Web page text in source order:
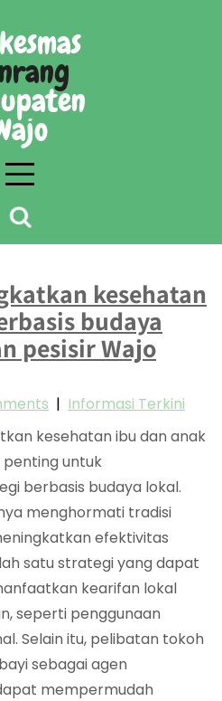
kesehatan
budaya
pesisir Wajo
| Informasi Terkini
kesehatan ibu dan anak
penting untuk
berbasis budaya lokal.
menghormati tradisi
efektivitas
satu strategi yang dapat
kearifan lokal
seperti penggunaan
Selain itu, pelibatan tokoh
sebagai agen
mempermudah